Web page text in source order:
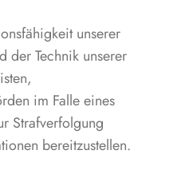
unserer
der Technik unserer
im Falle eines
Strafverfolgung
bereitzustellen.